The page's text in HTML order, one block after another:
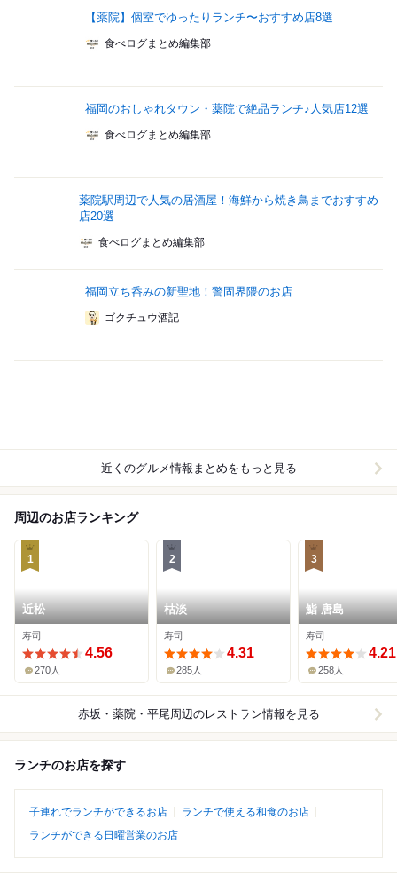
【薬院】個室でゆったりランチ〜おすすめ店8選
食べログまとめ編集部
福岡のおしゃれタウン・薬院で絶品ランチ♪人気店12選
食べログまとめ編集部
薬院駅周辺で人気の居酒屋！海鮮から焼き鳥までおすすめ
店20選
食べログまとめ編集部
福岡立ち呑みの新聖地！警固界隈のお店
ゴクチュウ酒記
近くのグルメ情報まとめをもっと見る
周辺のお店ランキング
1
近松
寿司
4.56
270人
2
枯淡
寿司
4.31
285人
3
鮨 唐島
寿司
4.21
258人
赤坂・薬院・平尾周辺のレストラン情報を見る
ランチのお店を探す
子連れでランチができるお店
ランチで使える和食のお店
ランチができる日曜営業のお店